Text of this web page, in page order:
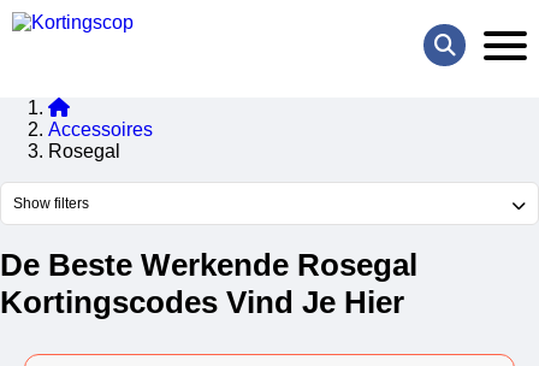
Accessoires
Rosegal
Show filters
De Beste Werkende Rosegal
Kortingscodes Vind Je Hier